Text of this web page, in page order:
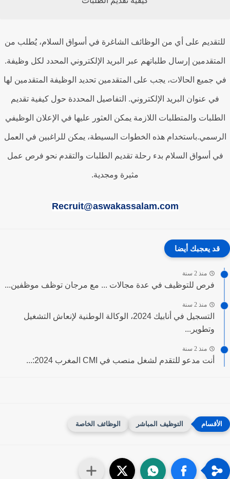
على أي من الوظائف الشاغرة في أسواق السلام، يُطلب من
إرسال طلباتهم عبر البريد الإلكتروني المحدد لكل وظيفة.
جميع الحالات، يجب على المتقدمين تحديد الوظيفة المتقدمين لها
في عنوان البريد الإلكتروني. التفاصيل المحددة حول كيفية تقديم
والمتطلبات اللازمة يمكن العثور عليها في الإعلان الوظيفي
هذه الخطوات البسيطة، يمكن للراغبين في العمل
أسواق السلام بدء رحلة تقديم الطلبات والتقدم نحو فرص عمل
مثيرة ومجدية.
Recruit@aswakassalam.com
قد يعجبك أيضا
منذ 2 سنة
فرص للتوظيف في عدة مجالات ... مع مرجان توظف موظفين...
منذ 2 سنة
التسجيل في أنابيك 2024، الوكالة الوطنية لإنعاش التشغيل
وتطوير...
منذ 2 سنة
أنت مدعو للتقدم لشغل منصب في CMI المغرب 2024:...
التوظيف المباشر الوظائف الخاصة